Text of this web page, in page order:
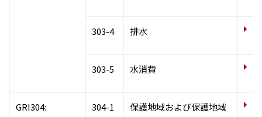
303-4 排水
303-5 水消費
GRI304:
304-1
保護地域および保護地域